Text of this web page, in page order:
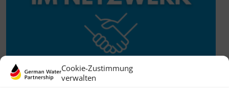
Cookie-Zustimmung
verwalten